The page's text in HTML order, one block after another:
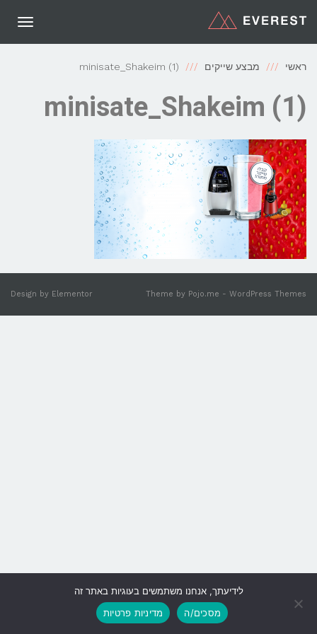
ראשי מבצע שייקים minisate_Shakeim (1)
minisate_Shakeim (1)
Theme by Pojo.me - WordPress Themes
Design by Elementor
גלילה
לראש
לידיעתך, אנחנו משתמשים בעוגיות באתר זה
מסכים/ה
מדיניות פרטיות